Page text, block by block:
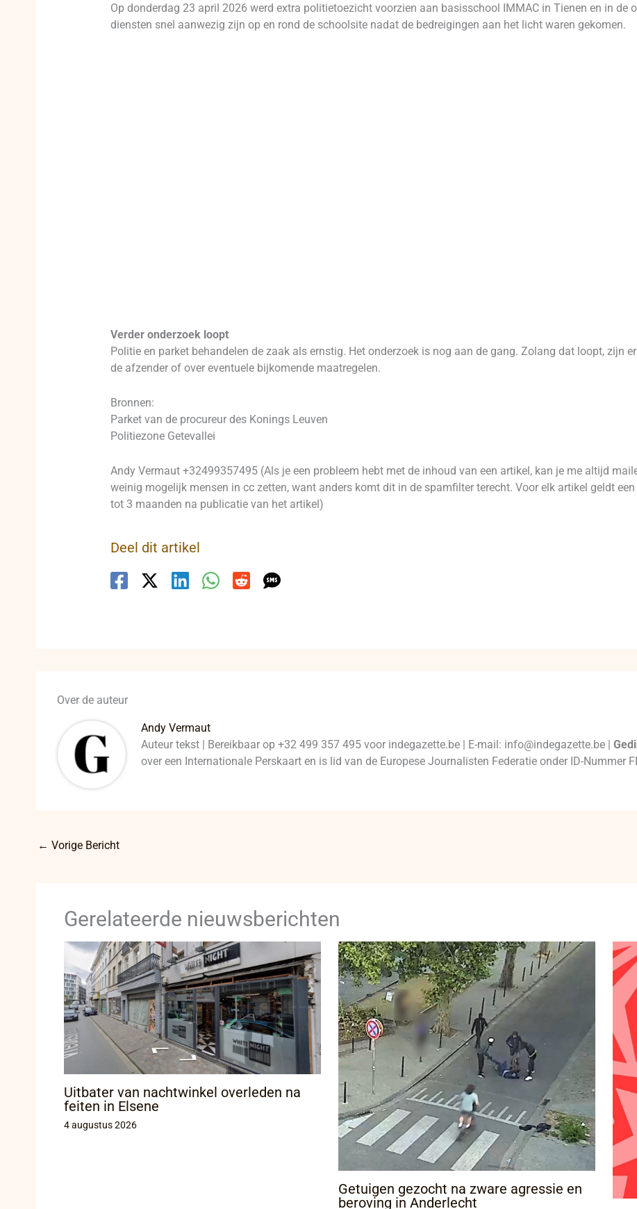
Op donderdag 23 april 2026 werd extra politietoezicht voorzien aan basisschool IMMAC in Tienen en in de
diensten snel aanwezig zijn op en rond de schoolsite nadat de bedreigingen aan het licht waren gekomen.
Verder onderzoek loopt
Politie en parket behandelen de zaak als ernstig. Het onderzoek is nog aan de gang. Zolang dat loopt, zijn
de afzender of over eventuele bijkomende maatregelen.
Bronnen:
Parket van de procureur des Konings Leuven
Politiezone Getevallei
Andy Vermaut +32499357495 (Als je een probleem hebt met de inhoud van een artikel, kan je me altijd
weinig mogelijk mensen in cc zetten, want anders komt dit in de spamfilter terecht. Voor elk artikel geldt
tot 3 maanden na publicatie van het artikel)
Deel dit artikel
Over de auteur
Andy Vermaut
Auteur tekst | Bereikbaar op +32 499 357 495 voor indegazette.be | E-mail: info@indegazette.be |
over een Internationale Perskaart en is lid van de Europese Journalisten Federatie onder ID-Nummer
← Vorige Bericht
Gerelateerde nieuwsberichten
Uitbater van nachtwinkel overleden na
feiten in Elsene
4 augustus 2026
Getuigen gezocht na zware agressie en
beroving in Anderlecht